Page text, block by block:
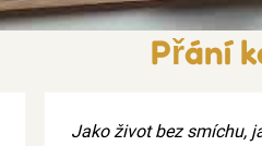
Přání
Jako život bez smíchu,